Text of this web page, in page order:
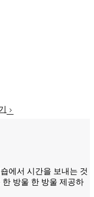
에서 시간을 보내는 것
방울 한 방울 제공하